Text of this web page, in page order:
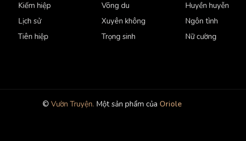
Kiếm hiệp
Lịch sử
Tiên hiệp
Võng du
Xuyên không
Trọng sinh
Huyền huyễn
Ngôn tình
Nữ cường
© Vườn Truyện. Một sản phẩm của Oriole